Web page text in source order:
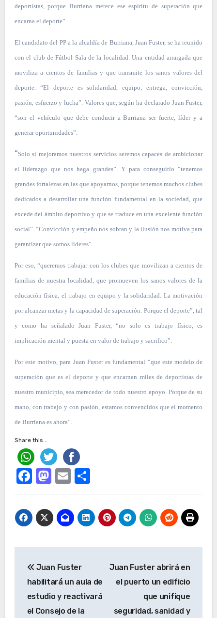
deportistas, porque Burriana merece ese espíritu de superación que
encarna el deporte”.
El candidato del PP a la alcaldía de Burriana, Juan Fuster, se ha reunido
con el club de Fútbol Sala de la localidad. Una entidad arraigada que
moviliza a cientos de familias y que transmite los sanos valores del
deporte. “El deporte es solidaridad, equipo, entrega, convicción,
pasión, esfuerzo y lucha”. Valores que, según ha declarado Juan Fuster,
“son el vehículo que debe conducir a Burriana ser fuerte, líder y a
generar oportunidades”.
“Solo si mejoramos nuestros servicios seremos capaces de ambicionar
el liderazgo que nos haga grandes”. Y para conseguirlo “tenemos
grandes fortalezas en las que apoyarnos, porque tenemos muchos clubes
dedicados a desarrollar una función fundamental en la sociedad, que
excede del ámbito deportivo y que se traduce en una excelente función
social”. “Convicción y empeño nos sobran y la ilusión nos motiva para
garantizar que somos líderes”.
Por eso, “queremos trabajar con los clubes que movilizan a cientos de
familias de nuestra localidad, que promueven los sanos valores de la
educación física, el trabajo en equipo y la solidaridad. La motivación
por alcanzar metas y la capacidad de superación. Porque el deporte”, tal
y como ha señalado Juan Fuster, “no solo es trabajo físico, es
implicación mental y puesta en valor de trabajo y sacrifico”.
Por este motivo, para Juan Fuster es fundamental “que este modelo de
superación que es el deporte y que encarnan miles de deportistas de
nuestro municipio, sea merecedor de todo nuestro apoyo. Porque de su
mano, con trabajo y con pasión, estamos convencidos que el momento
de Burriana es ahora”.
Share this...
Facebook
Mastodon
EmailCompartir
de
entradas
Juan Fuster
habilitará un aula de
estudio y reactivará
el Consejo de la
Juan Fuster abrirá en
el puerto un edificio
que unifique
seguridad, sanidad y